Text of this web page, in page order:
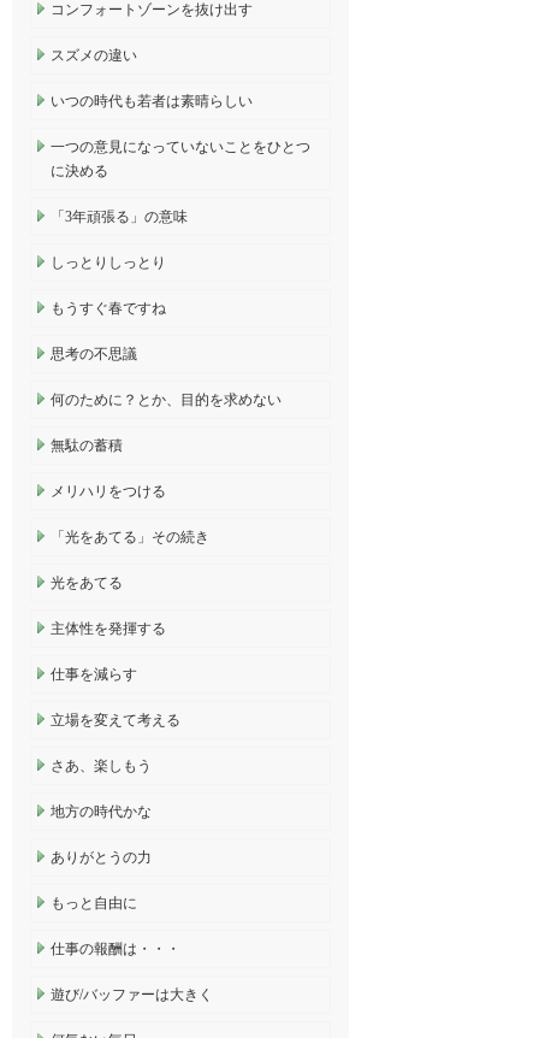
コンフォートゾーンを抜け出す
スズメの違い
いつの時代も若者は素晴らしい
一つの意見になっていないことをひとつ
に決める
「3年頑張る」の意味
しっとりしっとり
もうすぐ春ですね
思考の不思議
何のために？とか、目的を求めない
無駄の蓄積
メリハリをつける
「光をあてる」その続き
光をあてる
主体性を発揮する
仕事を減らす
立場を変えて考える
さあ、楽しもう
地方の時代かな
ありがとうの力
もっと自由に
仕事の報酬は・・・
遊び/バッファーは大きく